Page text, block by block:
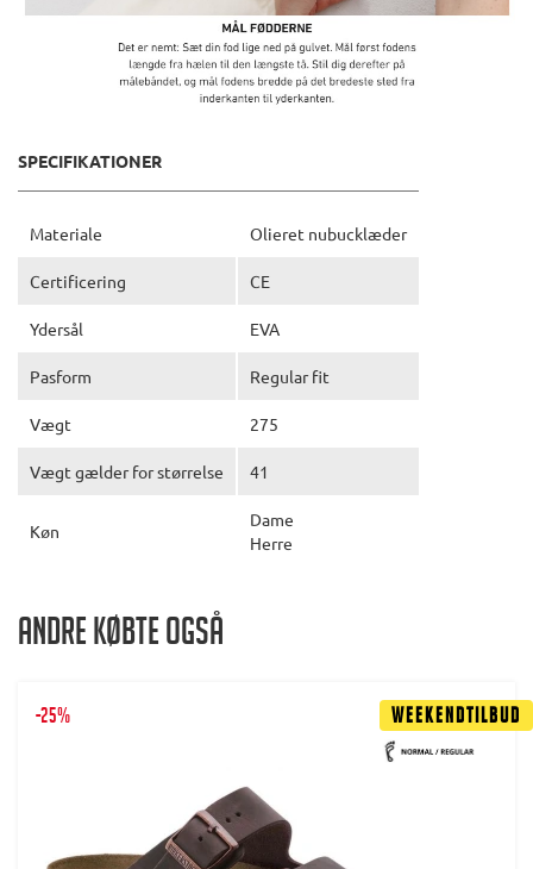
SPECIFIKATIONER
Materiale Olieret nubucklæder
Certificering CE
Ydersål EVA
Pasform Regular fit
Vægt 275
Vægt gælder for størrelse 41
Køn
Dame
Herre
Andre købte også
Weekendtilbud
-25%